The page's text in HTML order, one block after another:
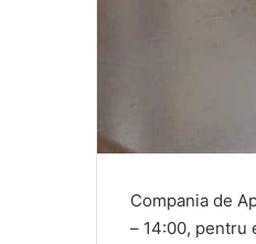
Compania de
– 14:00, pentru